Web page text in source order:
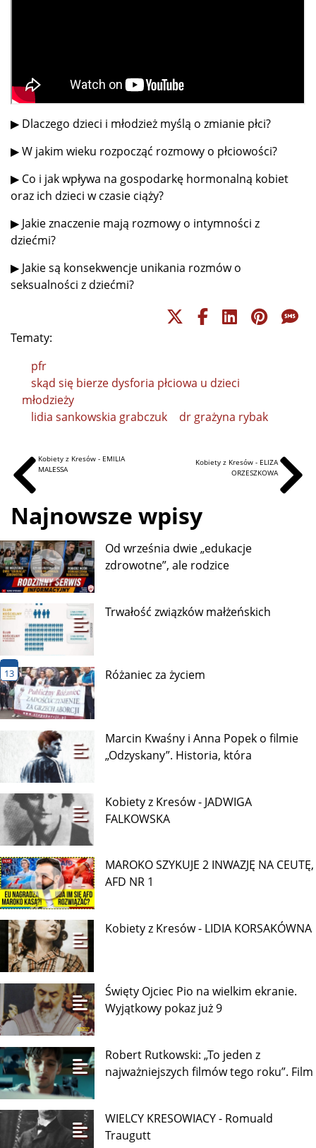
▶ Dlaczego dzieci i młodzież myślą o zmianie płci?
▶ W jakim wieku rozpocząć rozmowy o płciowości?
▶ Co i jak wpływa na gospodarkę hormonalną kobiet
oraz ich dzieci w czasie ciąży?
▶ Jakie znaczenie mają rozmowy o intymności z
dziećmi?
▶ Jakie są konsekwencje unikania rozmów o
seksualności z dziećmi?
Tematy:
pfr
skąd się bierze dysforia płciowa u dzieci
młodzieży
lidia sankowskia grabczuk
dr grażyna rybak
Kobiety z Kresów - EMILIA
MALESSA
Kobiety z Kresów - ELIZA
ORZESZKOWA
Najnowsze wpisy
Od września dwie „edukacje
zdrowotne”, ale rodzice
Trwałość związków małżeńskich
13 Różaniec za życiem
Marcin Kwaśny i Anna Popek o filmie
„Odzyskany”. Historia, która
Kobiety z Kresów - JADWIGA
FALKOWSKA
MAROKO SZYKUJE 2 INWAZJĘ NA CEUTĘ,
AFD NR 1
Kobiety z Kresów - LIDIA KORSAKÓWNA
Święty Ojciec Pio na wielkim ekranie.
Wyjątkowy pokaz już 9
Robert Rutkowski: „To jeden z
najważniejszych filmów tego roku”. Film
WIELCY KRESOWIACY - Romuald
Traugutt